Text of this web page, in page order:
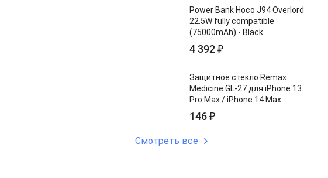
Power Bank Hoco J94 Overlord
22.5W fully compatible
(75000mAh) - Black
4 392₽
Защитное стекло Remax
Medicine GL-27 для iPhone 13
Pro Max / iPhone 14 Max
146₽
Смотреть все